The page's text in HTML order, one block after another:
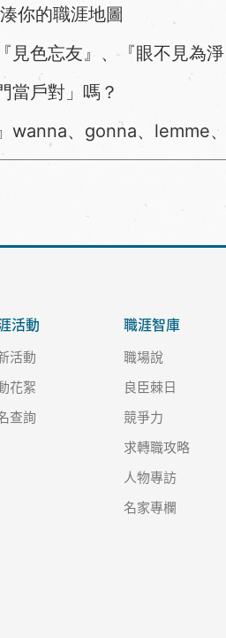
你的職涯地圖
見色忘友』、『眼不見為
當戶對」嗎？
wanna、gonna、lemme
活動
活動
花絮
查詢
職涯智庫
職場說
良臣棘日
競爭力
求轉職攻略
人物專訪
名家專欄